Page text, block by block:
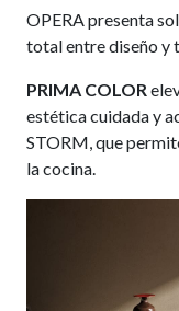
OPERA presenta
total entre diseño y
PRIMA COLOR
estética cuidada y
STORM, que
la cocina.